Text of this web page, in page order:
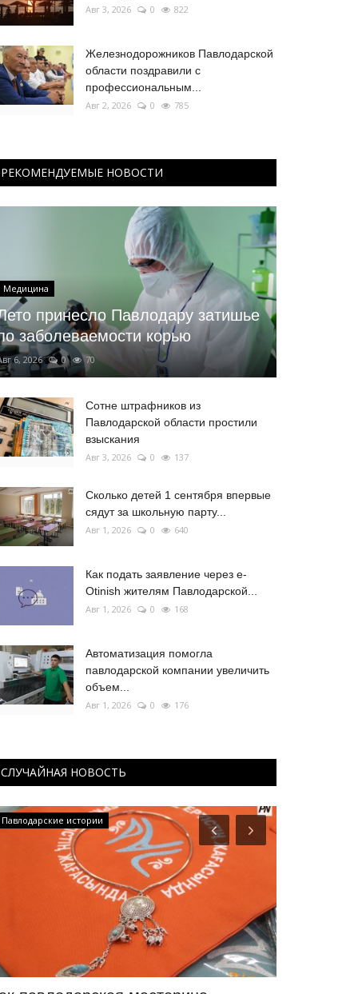
Авг 3, 2026 0 822
Железнодорожников Павлодарской
области поздравили с
профессиональным...
Авг 2, 2026 0 785
РЕКОМЕНДУЕМЫЕ НОВОСТИ
Медицина
принесло Павлодару затишье
заболеваемости корью
6, 2026 0 70
Сотне штрафников из
Павлодарской области простили
взыскания
Авг 3, 2026 0 137
Сколько детей 1 сентября впервые
сядут за школьную парту...
Авг 1, 2026 0 640
Как подать заявление через e-
Otinish жителям Павлодарской...
Авг 1, 2026 0 168
Автоматизация помогла
павлодарской компании увеличить
объем...
Авг 1, 2026 0 176
СЛУЧАЙНАЯ НОВОСТЬ
Павлодарские истории